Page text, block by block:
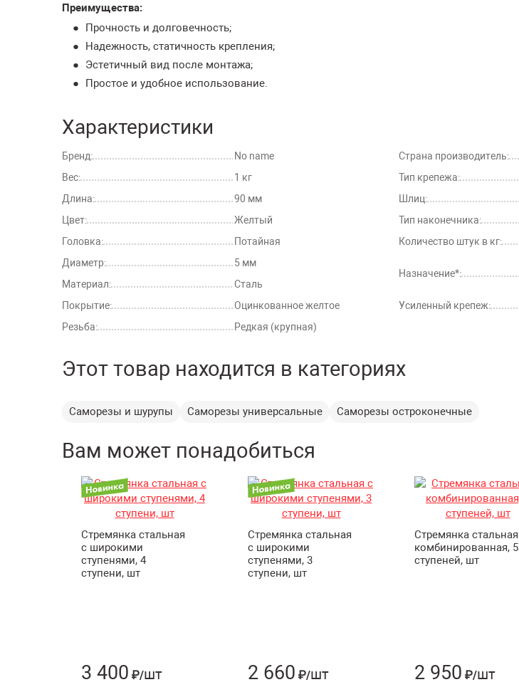
Преимущества:
Прочность и долговечность;
Надежность, статичность крепления;
Эстетичный вид после монтажа;
Простое и удобное использование.
Характеристики
Бренд:
No name
Вес:
1 кг
Длина:
90 мм
Цвет:
Желтый
Головка:
Потайная
Диаметр:
5 мм
Материал:
Сталь
Покрытие:
Оцинкованное желтое
Резьба:
Редкая (крупная)
Страна производитель:
Тип крепежа:
Шлиц:
Тип наконечника:
Количество штук в кг:
Назначение*:
Усиленный крепеж:
Этот товар находится в категориях
Саморезы и шурупы Саморезы универсальные Саморезы остроконечные
Вам может понадобиться
Стремянка стальная
с широкими
ступенями, 4
ступени, шт
3 400 ₽/шт
Стремянка стальная
с широкими
ступенями, 3
ступени, шт
2 660 ₽/шт
Стремянка стальная
комбинированная, 5
ступеней, шт
2 950 ₽/шт